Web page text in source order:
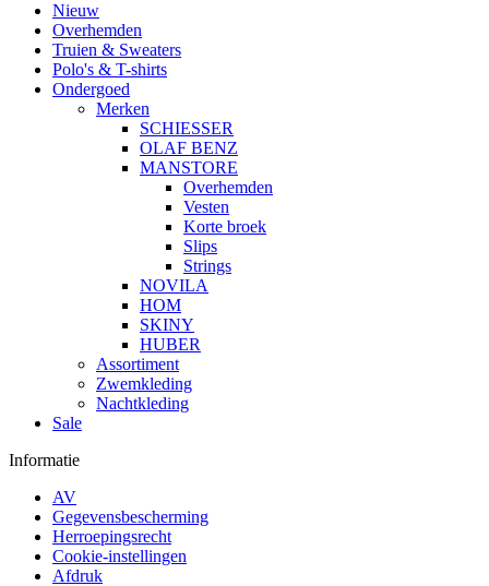
Nieuw
Overhemden
Truien & Sweaters
Polo's & T-shirts
Ondergoed
Merken
SCHIESSER
OLAF BENZ
MANSTORE
Overhemden
Vesten
Korte broek
Slips
Strings
NOVILA
HOM
SKINY
HUBER
Assortiment
Zwemkleding
Nachtkleding
Sale
Informatie
AV
Gegevensbescherming
Herroepingsrecht
Cookie-instellingen
Afdruk